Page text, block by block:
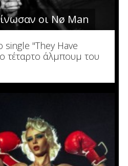
οι Nø Man
single "They Have
τέταρτο άλμπουμ του